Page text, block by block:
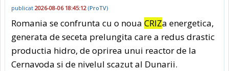
publicat 2026-08-06 18:45:12 (ProTV)
Romania se confrunta cu o noua CRIZa energetica,
generata de seceta prelungita care a redus drastic
productia hidro, de oprirea unui reactor de la
Cernavoda si de nivelul scazut al Dunarii.